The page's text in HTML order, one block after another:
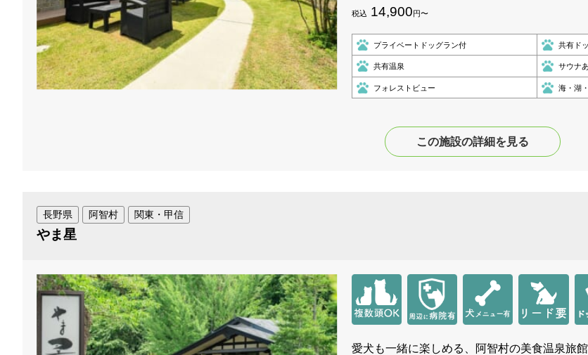
税込 14,900 円〜
プライベートドッグラン付 共有ド
共有温泉 サウナ
フォレストビュー 海・湖
この施設の詳細を見る
阿智村 関東・甲信
長野県
やま星
愛犬も一緒に楽しめる、阿智村の美食温泉旅